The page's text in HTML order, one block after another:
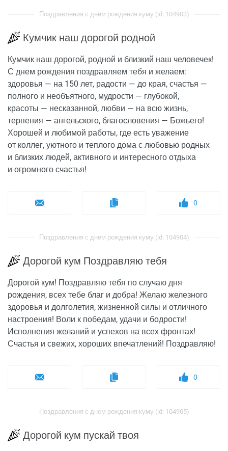
Поздравления с днем рождения куму (id: 104903)
Кумчик наш дорогой родной
Кумчик наш дорогой, родной и близкий наш человечек!
С днем рождения поздравляем тебя и желаем:
здоровья — на 150 лет, радости — до края, счастья —
полного и необъятного, мудрости — глубокой,
красоты — несказанной, любви — на всю жизнь,
терпения — ангельского, благословения — Божьего!
Хорошей и любимой работы, где есть уважение
от коллег, уютного и теплого дома с любовью родных
и близких людей, активного и интересного отдыха
и огромного счастья!
0
Поздравления с днем рождения куму (id: 104904)
Дорогой кум Поздравляю тебя
Дорогой кум! Поздравляю тебя по случаю дня
рождения, всех тебе благ и добра! Желаю железного
здоровья и долголетия, жизненной силы и отличного
настроения! Воли к победам, удачи и бодрости!
Исполнения желаний и успехов на всех фронтах!
Счастья и свежих, хороших впечатлений! Поздравляю!
0
Поздравления с днем рождения куму (id: 104905)
Дорогой кум пускай твоя